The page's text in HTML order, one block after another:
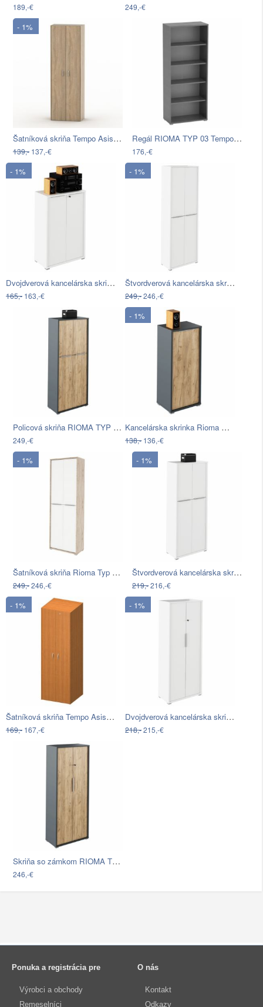
189,-€ 249,-€
- 1%
Šatníková skriňa Tempo Asistent New 6…
139,- 137,-€
Regál RIOMA TYP 03 Tempo Kondela Grafit
176,-€
- 1%
Dvojdverová kancelárska skrinka so…
165,- 163,-€
- 1%
Štvordverová kancelárska skriňa Rioma…
249,-246,-€
Policová skriňa RIOMA TYP 07 Tempo…
249,-€
- 1%
Kancelárska skrinka Rioma New Typ 10 -…
138,-136,-€
- 1%
Šatníková skriňa Rioma Typ 5 2D - san…
249,-246,-€
- 1%
Štvordverová kancelárska skriňa Rioma…
219,-216,-€
- 1%
Šatníková skriňa Tempo Asistent New 5…
169,- 167,-€
- 1%
Dvojdverová kancelárska skrinka so…
218,-215,-€
Skriňa so zámkom RIOMA TYP 31 Tempo…
246,-€
Ponuka a registrácia pre
Výrobci a obchody
Remeselníci
O nás
Kontakt
Odkazy